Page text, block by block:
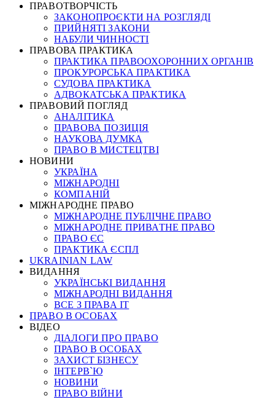
ПРАВОТВОРЧІСТЬ
ЗАКОНОПРОЄКТИ НА РОЗГЛЯДІ
ПРИЙНЯТІ ЗАКОНИ
НАБУЛИ ЧИННОСТІ
ПРАВОВА ПРАКТИКА
ПРАКТИКА ПРАВООХОРОННИХ ОРГАНІВ
ПРОКУРОРСЬКА ПРАКТИКА
СУДОВА ПРАКТИКА
АДВОКАТСЬКА ПРАКТИКА
ПРАВОВИЙ ПОГЛЯД
АНАЛІТИКА
ПРАВОВА ПОЗИЦІЯ
НАУКОВА ДУМКА
ПРАВО В МИСТЕЦТВІ
НОВИНИ
УКРАЇНА
МІЖНАРОДНІ
КОМПАНІЙ
МІЖНАРОДНЕ ПРАВО
МІЖНАРОДНЕ ПУБЛІЧНЕ ПРАВО
МІЖНАРОДНЕ ПРИВАТНЕ ПРАВО
ПРАВО ЄС
ПРАКТИКА ЄСПЛ
UKRAINIAN LAW
ВИДАННЯ
УКРАЇНСЬКІ ВИДАННЯ
МІЖНАРОДНІ ВИДАННЯ
ВСЕ З ПРАВА ІТ
ПРАВО В ОСОБАХ
ВІДЕО
ДІАЛОГИ ПРО ПРАВО
ПРАВО В ОСОБАХ
ЗАХИСТ БІЗНЕСУ
ІНТЕРВ`Ю
НОВИНИ
ПРАВО ВІЙНИ